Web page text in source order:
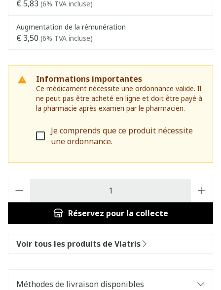
€ 5,83 (6% TVA incluse)
Augmentation de la rémunération
€ 3,50 (6% TVA incluse)
Informations importantes
Ce médicament nécessite une ordonnance valide. Il
ne peut pas être acheté en ligne et doit être payé à
la pharmacie après examen par le pharmacien.
Je comprends que ce produit nécessite
une ordonnance.
Réservez pour la collecte
Voir tous les produits de Viatris
Méthodes de livraison disponibles